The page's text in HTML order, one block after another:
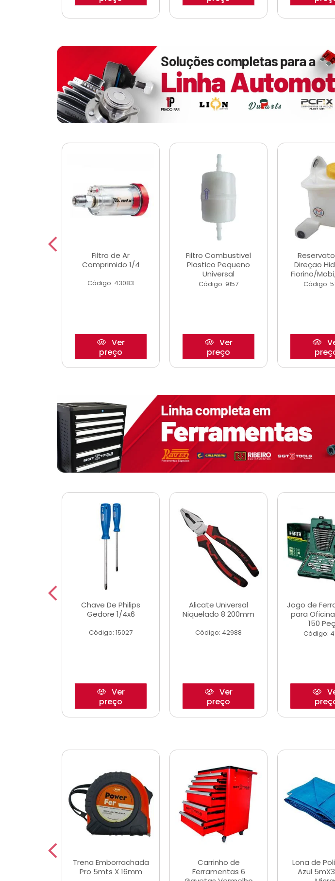
Filtro de Ar
Comprimido 1/4
Código: 43083
Ver
preço
Filtro Combustivel
Plastico Pequeno
Universal
Código: 9157
Ver
preço
Direçao
Fiorino/
Código:
Chave De Philips
Gedore 1/4x6
Código: 15027
Ver
preço
Alicate Universal
Niquelado 8 200mm
Código: 42988
Ver
preço
Jogo de
para
150
Código:
Trena Emborrachada
Pro 5mts X 16mm
Carrinho de
Ferramentas 6
Lona de
Azul